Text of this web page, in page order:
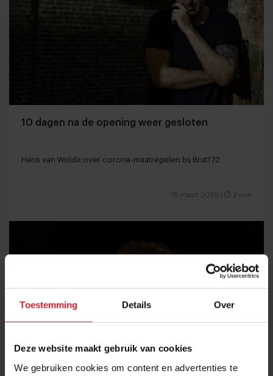
Toestemming Details Over
Deze website maakt gebruik van cookies
We gebruiken cookies om content en advertenties te
10 dagen na de opening weer gesloten
Hans van Wolde over corona-maatregelen bij Brut172
18 maart 2020 2 min